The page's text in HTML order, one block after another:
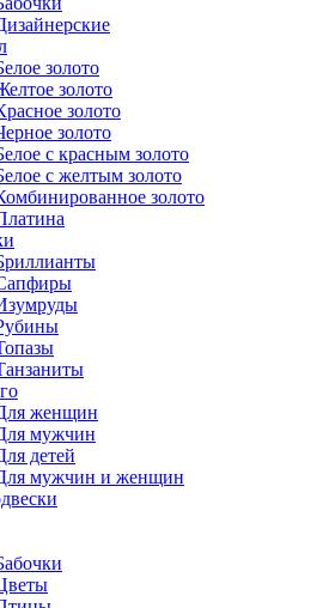
золото
золото
золото
золото
с красным золото
с желтым золото
золото
женщин
мужчин
детей
мужчин и женщин